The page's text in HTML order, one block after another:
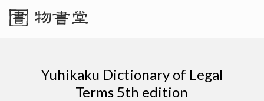
Yuhikaku Dictionary of Legal
Terms 5th edition